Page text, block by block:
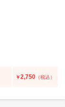
￥2,750 （税込）